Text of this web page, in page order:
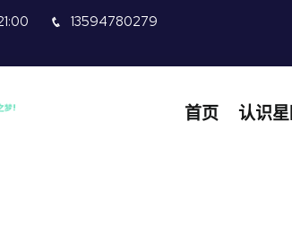
13594780279
首页 认识